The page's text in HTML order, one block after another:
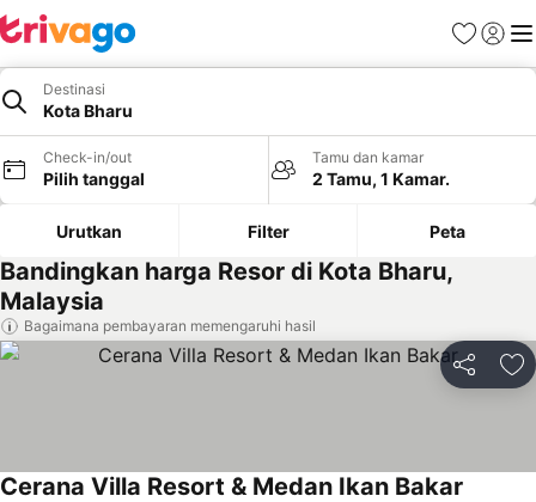
FavoritLogin
Destinasi
Kota Bharu
Check-in/out
Pilih tanggal
Tamu dan kamar
2 Tamu, 1 Kamar.
Urutkan Filter Peta
Bandingkan harga Resor di Kota Bharu,
Malaysia
Bagaimana pembayaran memengaruhi hasil
Bagikan
Cerana Villa Resort & Medan Ikan Bakar